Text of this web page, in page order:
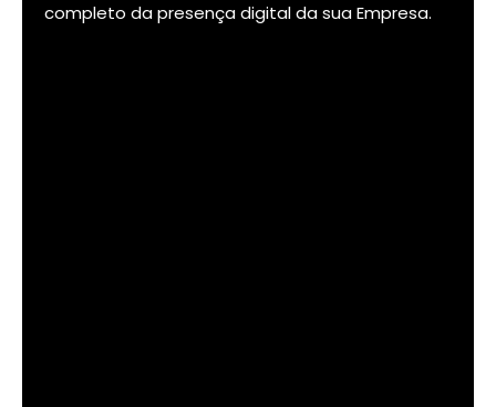
completo da presença digital da sua Empresa.